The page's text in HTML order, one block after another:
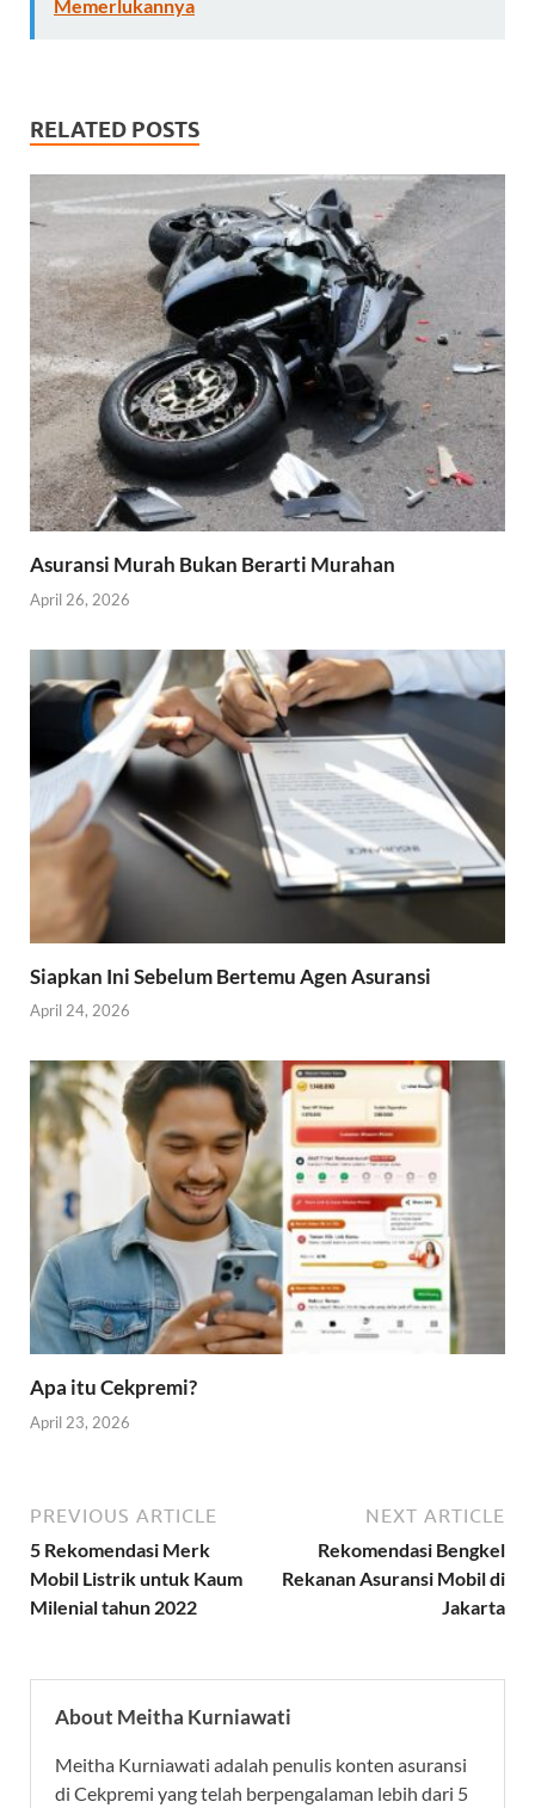
Memerlukannya
RELATED POSTS
Asuransi Murah Bukan Berarti Murahan
April 26, 2026
Siapkan Ini Sebelum Bertemu Agen Asuransi
April 24, 2026
Apa itu Cekpremi?
April 23, 2026
PREVIOUS ARTICLE
5 Rekomendasi Merk
Mobil Listrik untuk Kaum
Milenial tahun 2022
NEXT ARTICLE
Rekomendasi Bengkel
Rekanan Asuransi Mobil di
Jakarta
About Meitha Kurniawati
Meitha Kurniawati adalah penulis konten asuransi
di Cekpremi yang telah berpengalaman lebih dari 5